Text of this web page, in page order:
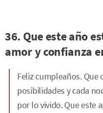
36. Que este año
amor y confianza
Feliz cumpleaños. Que
posibilidades y cada
por lo vivido. Que este